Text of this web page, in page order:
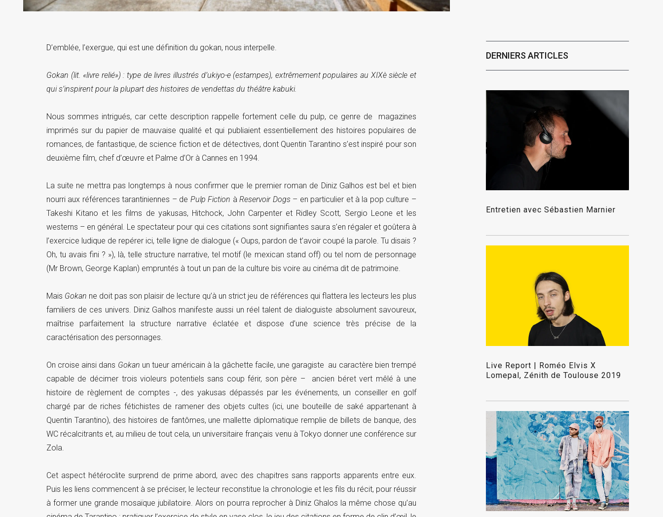
D’emblée, l’exergue, qui est une définition du gokan, nous interpelle.
Gokan (lit. «livre relié») : type de livres illustrés d’ukiyo-e (estampes), extrêmement populaires au XIXè siècle et
qui s’inspirent pour la plupart des histoires de vendettas du théâtre kabuki.
Nous sommes intrigués, car cette description rappelle fortement celle du pulp, ce genre de magazines
imprimés sur du papier de mauvaise qualité et qui publiaient essentiellement des histoires populaires de
romances, de fantastique, de science fiction et de détectives, dont Quentin Tarantino s’est inspiré pour son
deuxième film, chef d’œuvre et Palme d’Or à Cannes en 1994.
La suite ne mettra pas longtemps à nous confirmer que le premier roman de Diniz Galhos est bel et bien
nourri aux références tarantiniennes – de Pulp Fiction àReservoir Dogs – en particulier et à la pop culture –
Takeshi Kitano et les films de yakusas, Hitchock, John Carpenter et Ridley Scott, Sergio Leone et les
westerns – en général. Le spectateur pour qui ces citations sont signifiantes saura s’en régaler et goûtera à
l’exercice ludique de repérer ici, telle ligne de dialogue (« Oups, pardon de t’avoir coupé la parole. Tu disais ?
Oh, tu avais fini ? »), là, telle structure narrative, tel motif (le mexican stand off) ou tel nom de personnage
(Mr Brown, George Kaplan) empruntés à tout un pan de la culture bis voire au cinéma dit de patrimoine.
Mais Gokan ne doit pas son plaisir de lecture qu’à un strict jeu de références qui flattera les lecteurs les plus
familiers de ces univers. Diniz Galhos manifeste aussi un réel talent de dialoguiste absolument savoureux,
maîtrise parfaitement la structure narrative éclatée et dispose d’une science très précise de la
caractérisation des personnages.
On croise ainsi dans Gokan un tueur américain à la gâchette facile, une garagiste au caractère bien trempé
capable de décimer trois violeurs potentiels sans coup férir, son père – ancien béret vert mêlé à une
histoire de règlement de comptes -, des yakusas dépassés par les événements, un conseiller en golf
chargé par de riches fétichistes de ramener des objets cultes (ici, une bouteille de saké appartenant à
Quentin Tarantino), des histoires de fantômes, une mallette diplomatique remplie de billets de banque, des
WC récalcitrants et, au milieu de tout cela, un universitaire français venu à Tokyo donner une conférence sur
Zola.
Cet aspect hétéroclite surprend de prime abord, avec des chapitres sans rapports apparents entre eux.
Puis les liens commencent à se préciser, le lecteur reconstitue la chronologie et les fils du récit, pour réussir
à former une grande mosaïque jubilatoire. Alors on pourra reprocher à Diniz Ghalos la même chose qu’au
DERNIERS ARTICLES
Entretien avec Sébastien Marnier
Live Report | Roméo Elvis X
Lomepal, Zénith de Toulouse 2019